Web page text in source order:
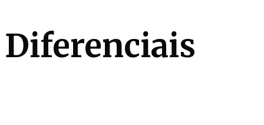
Diferenciais